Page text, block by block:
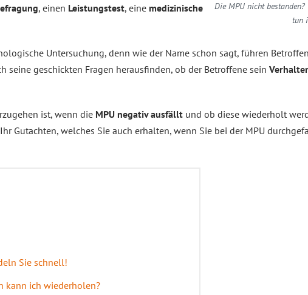
Die MPU nicht
tun
, einen Leistungstest, eine medizinische
Untersuchung, denn wie der Name schon sagt, führen
seine geschickten Fragen herausfinden, ob der Betroffene sein
ist, wenn die MPU negativ ausfällt und ob diese wiederholt
Gutachten, welches Sie auch erhalten, wenn Sie bei der MPU
Sie schnell!
kann ich wiederholen?